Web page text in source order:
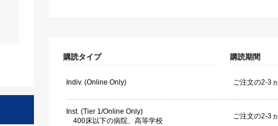
購読タイプ 購読期間
Indiv. (Online Only) ご注文の2-3
Inst. (Tier 1/Online Only)
400床以下の病院、高等学校
ご注文の2-3